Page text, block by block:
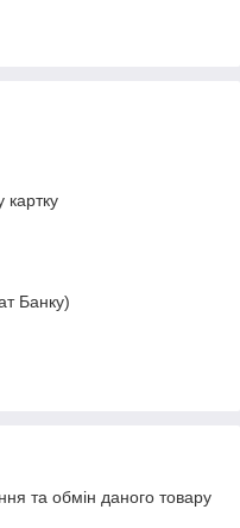
картку
Банку)
та обмін даного товару